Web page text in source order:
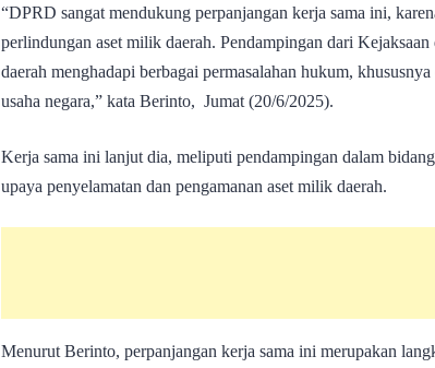
“DPRD sangat mendukung perpanjangan kerja sama ini,
perlindungan aset milik daerah. Pendampingan dari Kejaksaan
daerah menghadapi berbagai permasalahan hukum,
usaha negara,” kata Berinto, Jumat (20/6/2025).
Kerja sama ini lanjut dia, meliputi pendampingan dalam bidang
upaya penyelamatan dan pengamanan aset milik daerah.
Menurut Berinto, perpanjangan kerja sama ini merupakan